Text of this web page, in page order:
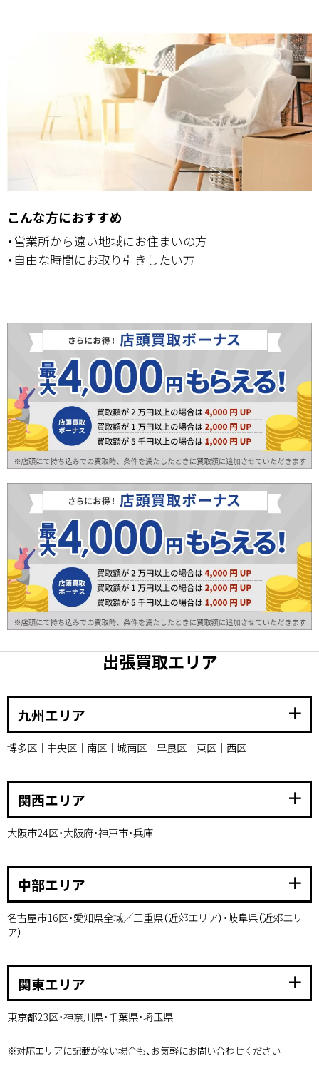
こんな方におすすめ
・営業所から遠い地域にお住まいの方
・自由な時間にお取り引きしたい方
出張買取エリア
九州エリア add
博多区｜中央区｜南区｜城南区｜早良区｜東区｜西区
関西エリア add
大阪市24区・大阪府・神戸市・兵庫
中部エリア add
名古屋市16区・愛知県全域／三重県（近郊エリア）・岐阜県（近郊エリ
ア）
関東エリア add
東京都23区・神奈川県・千葉県・埼玉県
※対応エリアに記載がない場合も、お気軽にお問い合わせください